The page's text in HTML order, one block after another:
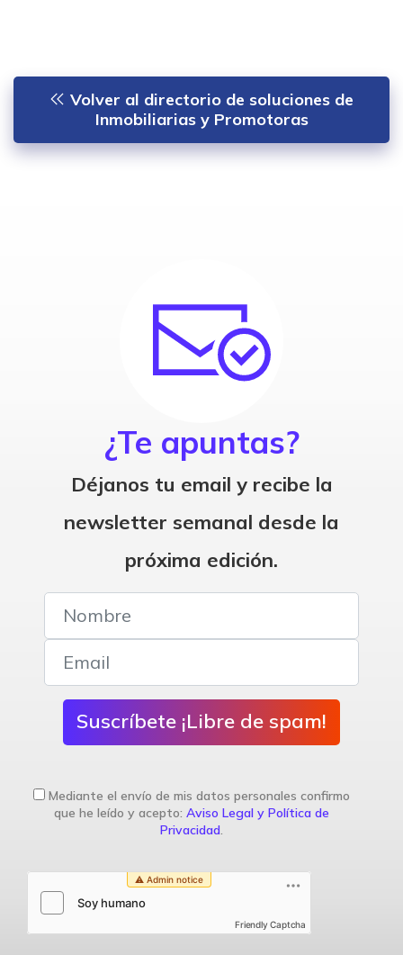
Volver al directorio de soluciones de
Inmobiliarias y Promotoras
¿Te apuntas?
Déjanos tu email y recibe la
newsletter semanal desde la
próxima edición.
Suscríbete ¡Libre de spam!
Mediante el envío de mis datos personales confirmo
que he leído y acepto: Aviso Legal y Política de
Privacidad.
Friendly Captcha